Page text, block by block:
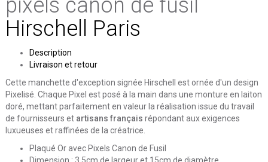
pixels canon de fusil
Hirschell Paris
Description
Livraison et retour
Cette manchette d'exception signée Hirschell est ornée d'un design
Pixelisé. Chaque Pixel est posé à la main dans une monture en laiton
doré, mettant parfaitement en valeur la réalisation issue du travail
de fournisseurs et artisans français répondant aux exigences
luxueuses et raffinées de la créatrice.
Plaqué Or avec Pixels Canon de Fusil